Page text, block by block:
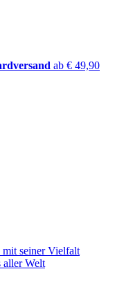
ab € 49,90
mit seiner Vielfalt
aller Welt